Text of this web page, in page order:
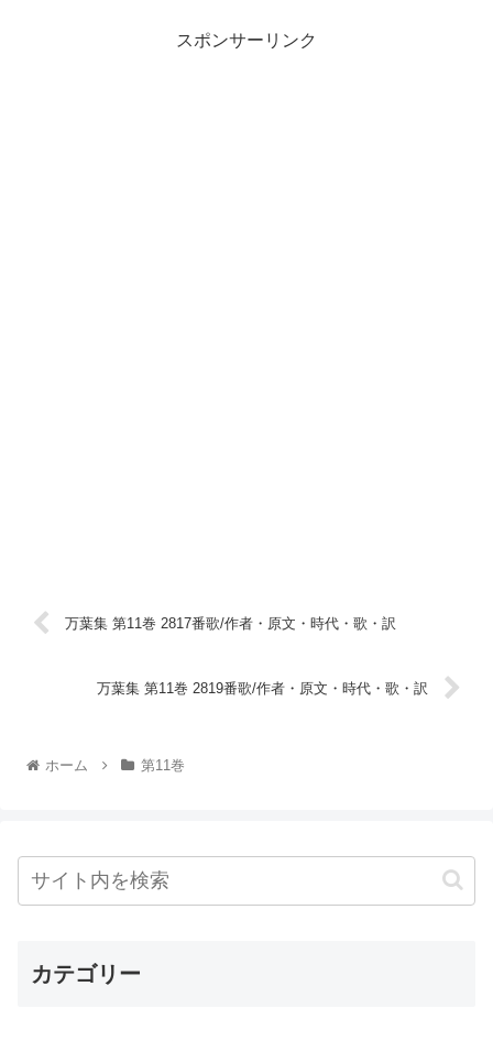
スポンサーリンク
万葉集 第11巻 2817番歌/作者・原文・時代・歌・訳
万葉集 第11巻 2819番歌/作者・原文・時代・歌・訳
ホーム 第11巻
カテゴリー